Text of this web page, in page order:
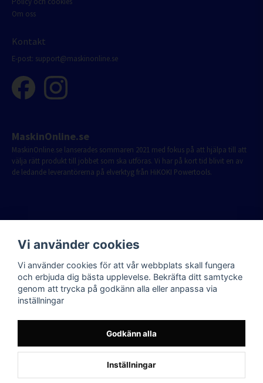
Om oss
Kontakt
E-post: support@maskinonline.se
MaskinOnline.se
MaskinOnline.se lanserades sommaren 2021 med fokus på att hjälpa till att
välja rätt produkt till jobbet som ska utföras. Vi har på kort tid blivit en av
de ledande leverantörerna på elverktyg från HiKOKI Powertools.
Powered by Nyehandel AB
Vi använder cookies
Vi använder cookies för att vår webbplats skall fungera
och erbjuda dig bästa upplevelse. Bekräfta ditt samtycke
genom att trycka på godkänn alla eller anpassa via
inställningar
Godkänn alla
Inställningar